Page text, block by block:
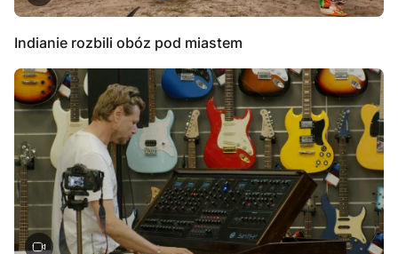
Indianie rozbili obóz pod miastem